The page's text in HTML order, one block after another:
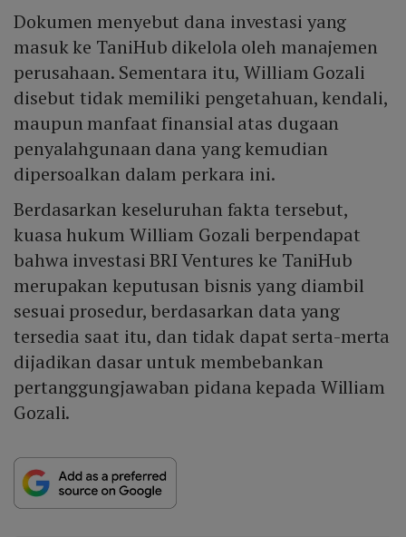
Dokumen menyebut dana investasi yang
masuk ke TaniHub dikelola oleh manajemen
perusahaan. Sementara itu, William Gozali
disebut tidak memiliki pengetahuan, kendali,
maupun manfaat finansial atas dugaan
penyalahgunaan dana yang kemudian
dipersoalkan dalam perkara ini.
Berdasarkan keseluruhan fakta tersebut,
kuasa hukum William Gozali berpendapat
bahwa investasi BRI Ventures ke TaniHub
merupakan keputusan bisnis yang diambil
sesuai prosedur, berdasarkan data yang
tersedia saat itu, dan tidak dapat serta-merta
dijadikan dasar untuk membebankan
pertanggungjawaban pidana kepada William
Gozali.